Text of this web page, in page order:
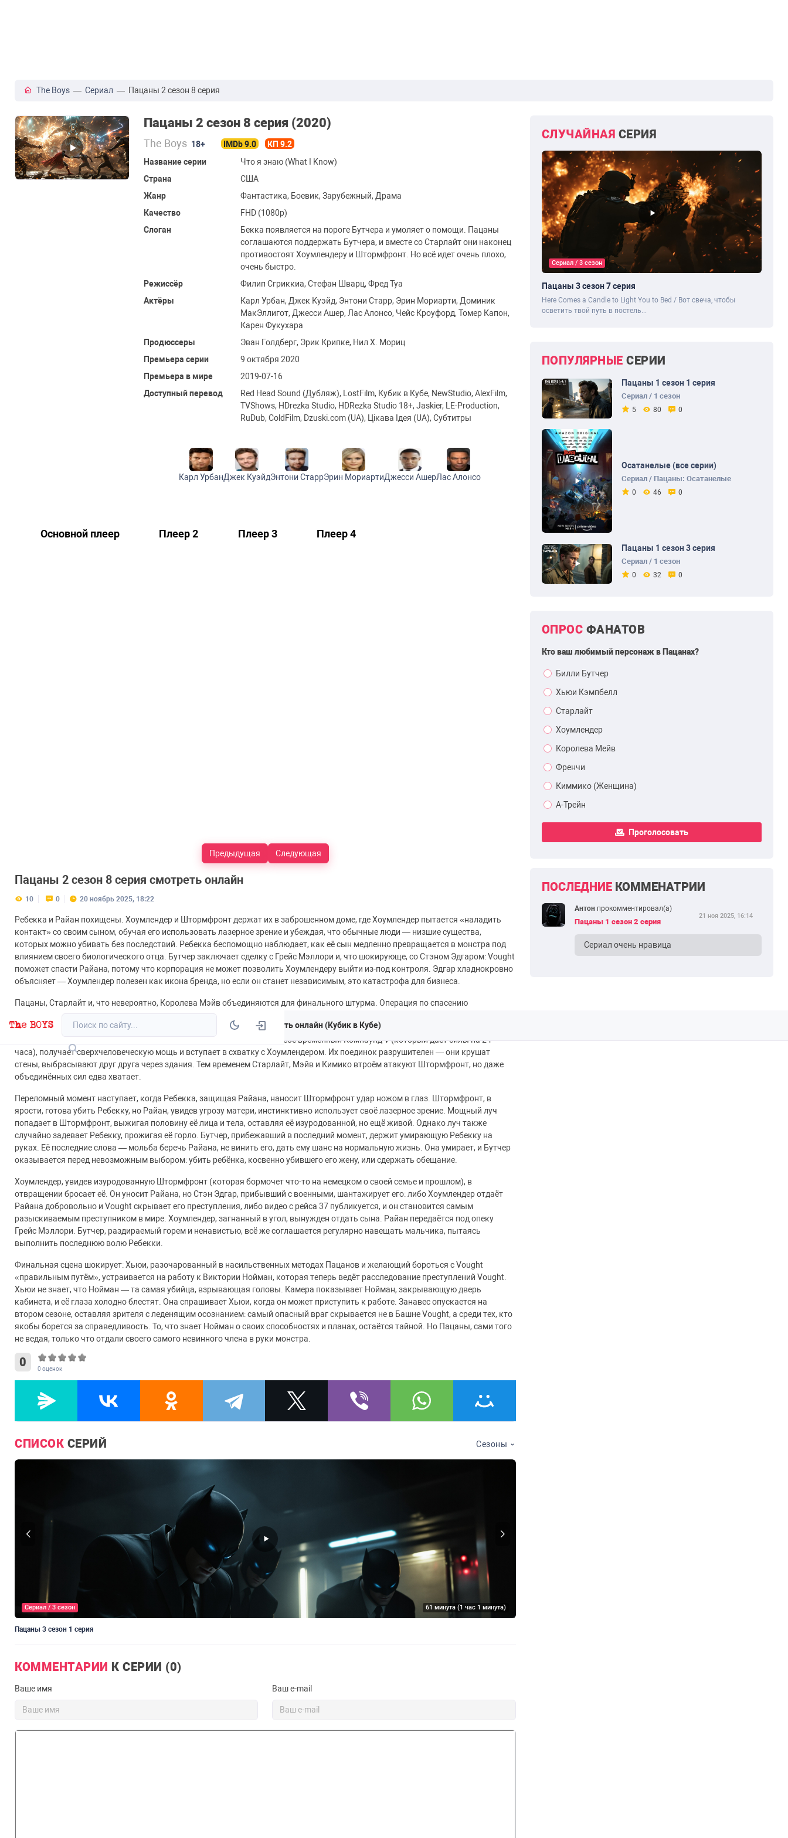
Сезоны Актеры Смотреть онлайн (Кубик в Кубе)
The Boys —Сериал — Пацаны 2 сезон 8 серия
Пацаны 2 сезон 8 серия (2020)
The Boys 18+ IMDb 9.0
КП 9.2
Название серии
Что я знаю (What I Know)
Страна
США
Жанр
Фантастика, Боевик, Зарубежный, Драма
Качество
FHD (1080p)
Слоган
Бекка появляется на пороге Бутчера и умоляет о помощи. Пацаны
соглашаются поддержать Бутчера, и вместе со Старлайт они наконец
противостоят Хоумлендеру и Штормфронт. Но всё идет очень плохо,
очень быстро.
Режиссёр
Филип Сгриккиа, Стефан Шварц, Фред Туа
Актёры
Карл Урбан, Джек Куэйд, Энтони Старр, Эрин Мориарти, Доминик
МакЭллигот, Джесси Ашер, Лас Алонсо, Чейс Кроуфорд, Томер Капон,
Карен Фукухара
Продюссеры
Эван Голдберг, Эрик Крипке, Нил Х. Мориц
Премьера серии
9 октября 2020
Премьера в мире
2019-07-16
Доступный перевод
Red Head Sound (Дубляж), LostFilm, Кубик в Кубе, NewStudio, AlexFilm,
TVShows, HDrezka Studio, HDRezka Studio 18+, Jaskier, LE-Production,
RuDub, ColdFilm, Dzuski.com (UA), Цікава Ідея (UA), Субтитры
Карл УрбанДжек КуэйдЭнтони СтаррЭрин МориартиДжесси АшерЛас Алонсо
Основной плеер Плеер 2 Плеер 3 Плеер 4
Предыдущая Следующая
Пацаны 2 сезон 8 серия смотреть онлайн
10 0 20 ноябрь 2025, 18:22
Ребекка и Райан похищены. Хоумлендер и Штормфронт держат их в заброшенном доме, где Хоумлендер пытается «наладить
контакт» со своим сыном, обучая его использовать лазерное зрение и убеждая, что обычные люди — низшие существа,
которых можно убивать без последствий. Ребекка беспомощно наблюдает, как её сын медленно превращается в монстра под
влиянием своего биологического отца. Бутчер заключает сделку с Грейс Мэллори и, что шокирующе, со Стэном Эдгаром: Vought
поможет спасти Райана, потому что корпорация не может позволить Хоумлендеру выйти из-под контроля. Эдгар хладнокровно
объясняет — Хоумлендер полезен как икона бренда, но если он станет независимым, это катастрофа для бизнеса.
Пацаны, Старлайт и, что невероятно, Королева Мэйв объединяются для финального штурма. Операция по спасению
сверхзвуковой скорости, создавать молнии, её сила почти равна Хоумлендеру. Она жестоко избивает Кимико, сламывая ей
конечности, душит М.М., издевается над Френчем. Но Бутчер, введя себе временный Компаунд V (который даёт силы на 24
часа), получает сверхчеловеческую мощь и вступает в схватку с Хоумлендером. Их поединок разрушителен — они крушат
стены, выбрасывают друг друга через здания. Тем временем Старлайт, Мэйв и Кимико втроём атакуют Штормфронт, но даже
объединённых сил едва хватает.
Переломный момент наступает, когда Ребекка, защищая Райана, наносит Штормфронт удар ножом в глаз. Штормфронт, в
ярости, готова убить Ребекку, но Райан, увидев угрозу матери, инстинктивно использует своё лазерное зрение. Мощный луч
попадает в Штормфронт, выжигая половину её лица и тела, оставляя её изуродованной, но ещё живой. Однако луч также
случайно задевает Ребекку, прожигая её горло. Бутчер, прибежавший в последний момент, держит умирающую Ребекку на
руках. Её последние слова — мольба беречь Райана, не винить его, дать ему шанс на нормальную жизнь. Она умирает, и Бутчер
оказывается перед невозможным выбором: убить ребёнка, косвенно убившего его жену, или сдержать обещание.
Хоумлендер, увидев изуродованную Штормфронт (которая бормочет что-то на немецком о своей семье и прошлом), в
отвращении бросает её. Он уносит Райана, но Стэн Эдгар, прибывший с военными, шантажирует его: либо Хоумлендер отдаёт
Райана добровольно и Vought скрывает его преступления, либо видео с рейса 37 публикуется, и он становится самым
разыскиваемым преступником в мире. Хоумлендер, загнанный в угол, вынужден отдать сына. Райан передаётся под опеку
Грейс Мэллори. Бутчер, раздираемый горем и ненавистью, всё же соглашается регулярно навещать мальчика, пытаясь
выполнить последнюю волю Ребекки.
Финальная сцена шокирует: Хьюи, разочарованный в насильственных методах Пацанов и желающий бороться с Vought
«правильным путём», устраивается на работу к Виктории Нойман, которая теперь ведёт расследование преступлений Vought.
Хьюи не знает, что Нойман — та самая убийца, взрывающая головы. Камера показывает Нойман, закрывающую дверь
кабинета, и её глаза холодно блестят. Она спрашивает Хьюи, когда он может приступить к работе. Занавес опускается на
втором сезоне, оставляя зрителя с леденящим осознанием: самый опасный враг скрывается не в Башне Vought, а среди тех, кто
якобы борется за справедливость. То, что знает Нойман о своих способностях и планах, остаётся тайной. Но Пацаны, сами того
не ведая, только что отдали своего самого невинного члена в руки монстра.
0 0 оценок
СПИСОК СЕРИЙ Сезоны
61 минута (1 час 1 минута)
Сериал / 3 сезон
Пацаны 3 сезон 1 серия
КОММЕНТАРИИ К СЕРИИ (0)
Ваше имя Ваш e-mail
СЛУЧАЙНАЯ СЕРИЯ
Сериал / 3 сезон
Пацаны 3 сезон 7 серия
Here Comes a Candle to Light You to Bed / Вот свеча, чтобы
осветить твой путь в постель...
ПОПУЛЯРНЫЕ СЕРИИ
Пацаны 1 сезон 1 серия
Сериал / 1 сезон
5 80 0
Осатанелые (все серии)
Сериал / Пацаны: Осатанелые
0 46 0
Пацаны 1 сезон 3 серия
Сериал / 1 сезон
0 32 0
ОПРОС ФАНАТОВ
Кто ваш любимый персонаж в Пацанах?
Билли Бутчер
Хьюи Кэмпбелл
Старлайт
Хоумлендер
Королева Мейв
Френчи
Киммико (Женщина)
А-Трейн
Проголосовать
ПОСЛЕДНИЕКОММЕНАТРИИ
Антонпрокомментировал(а)
Пацаны 1 сезон 2 серия
Сериал очень нравица
21 ноя 2025, 16:14